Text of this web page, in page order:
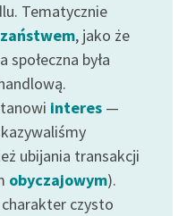
Tematycznie
, jako że
była
interes —
ubijania transakcji
obyczajowym).
czysto